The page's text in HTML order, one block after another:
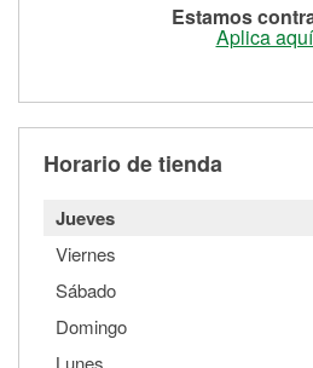
Estamos
Aplica aquí
Horario de tienda
Jueves
Viernes
Sábado
Domingo
Lunes